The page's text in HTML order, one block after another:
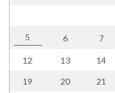
5 6 7
12 13 14
19 20 21